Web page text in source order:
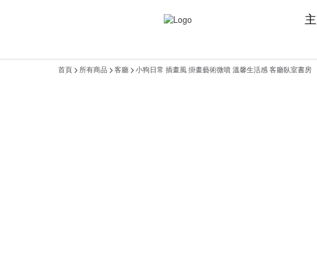
首頁 所有商品 客廳 小狗日常 插畫風 掛畫藝術微噴 溫馨生活感 客廳臥室書房